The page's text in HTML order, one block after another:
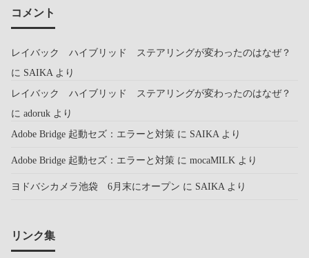
コメント
レイバック ハイブリッド ステアリングが変わったのはなぜ？
に SAIKAより
レイバック ハイブリッド ステアリングが変わったのはなぜ？
に adoruk より
Adobe Bridge 起動セズ：エラーと対策 に SAIKAより
Adobe Bridge 起動セズ：エラーと対策 に mocaMILK より
ヨドバシカメラ池袋 6月末にオープン に SAIKAより
リンク集